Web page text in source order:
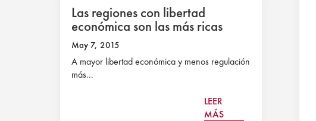
Las regiones con libertad
económica son las más ricas
May 7, 2015
A mayor libertad económica y menos regulación
más...
LEER
MÁS